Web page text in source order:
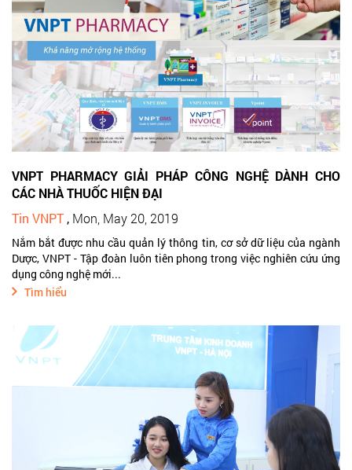
VNPT PHARMACY GIẢI PHÁP CÔNG NGHỆ DÀNH CHO
CÁC NHÀ THUỐC HIỆN ĐẠI
Tin VNPT, Mon, May 20, 2019
Nắm bắt được nhu cầu quản lý thông tin, cơ sở dữ liệu của ngành
Dược, VNPT - Tập đoàn luôn tiên phong trong việc nghiên cứu ứng
dụng công nghệ mới...
Tìm hiểu